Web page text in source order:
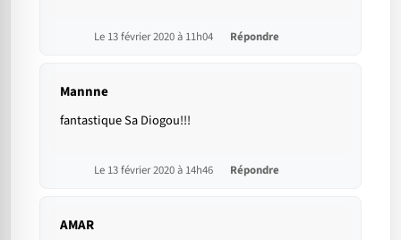
Le 13 février 2020 à 11h04 Répondre
Mannne
fantastique Sa Diogou!!!
Le 13 février 2020 à 14h46 Répondre
AMAR